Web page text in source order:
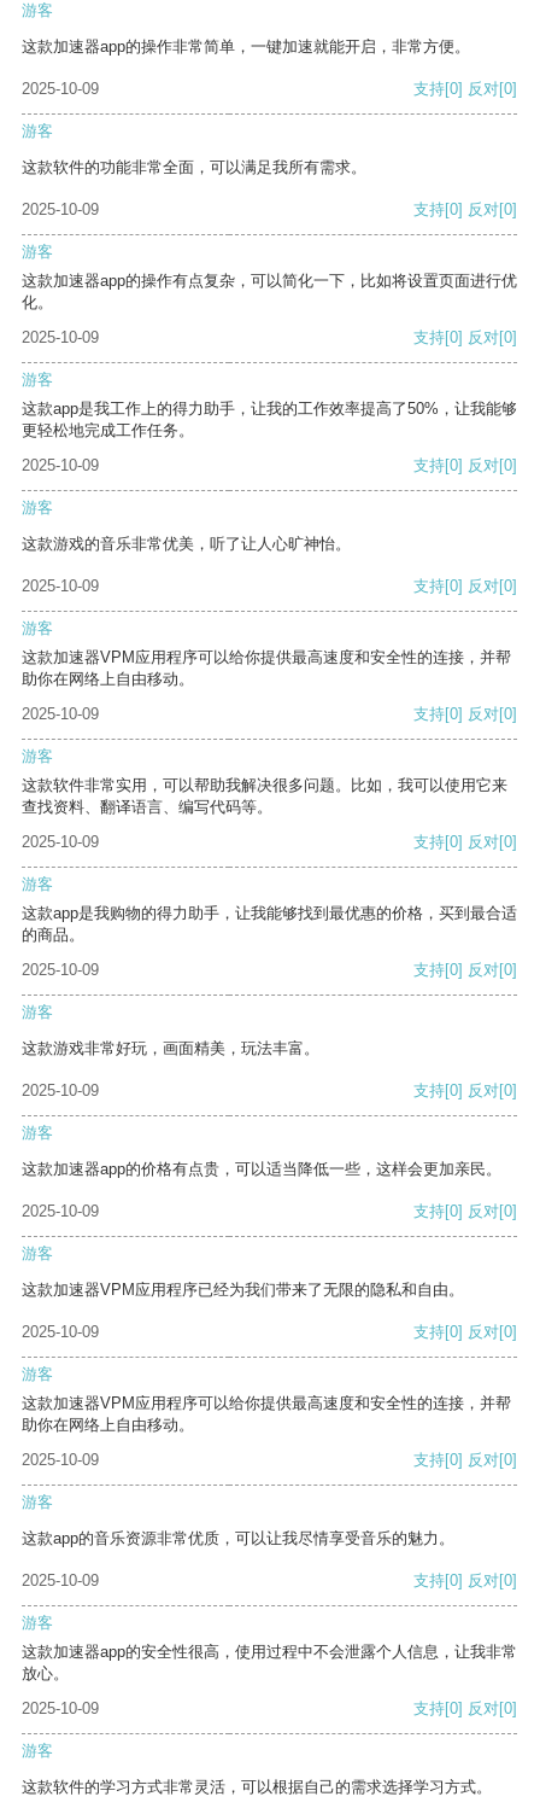
游客
这款加速器app的操作非常简单，一键加速就能开启，非常方便。
2025-10-09 支持[0] 反对[0]
游客
这款软件的功能非常全面，可以满足我所有需求。
2025-10-09 支持[0] 反对[0]
游客
这款加速器app的操作有点复杂，可以简化一下，比如将设置页面进行优
化。
2025-10-09
支持[0] 反对[0]
游客
这款app是我工作上的得力助手，让我的工作效率提高了50%，让我能够
更轻松地完成工作任务。
2025-10-09
支持[0] 反对[0]
游客
这款游戏的音乐非常优美，听了让人心旷神怡。
2025-10-09 支持[0] 反对[0]
游客
这款加速器VPM应用程序可以给你提供最高速度和安全性的连接，并帮
助你在网络上自由移动。
2025-10-09
支持[0] 反对[0]
游客
这款软件非常实用，可以帮助我解决很多问题。比如，我可以使用它来
查找资料、翻译语言、编写代码等。
2025-10-09
支持[0] 反对[0]
游客
这款app是我购物的得力助手，让我能够找到最优惠的价格，买到最合适
的商品。
2025-10-09
支持[0] 反对[0]
游客
这款游戏非常好玩，画面精美，玩法丰富。
2025-10-09 支持[0] 反对[0]
游客
这款加速器app的价格有点贵，可以适当降低一些，这样会更加亲民。
2025-10-09 支持[0] 反对[0]
游客
这款加速器VPM应用程序已经为我们带来了无限的隐私和自由。
2025-10-09 支持[0] 反对[0]
游客
这款加速器VPM应用程序可以给你提供最高速度和安全性的连接，并帮
助你在网络上自由移动。
2025-10-09
支持[0] 反对[0]
游客
这款app的音乐资源非常优质，可以让我尽情享受音乐的魅力。
2025-10-09 支持[0] 反对[0]
游客
这款加速器app的安全性很高，使用过程中不会泄露个人信息，让我非常
放心。
2025-10-09
支持[0] 反对[0]
游客
这款软件的学习方式非常灵活，可以根据自己的需求选择学习方式。